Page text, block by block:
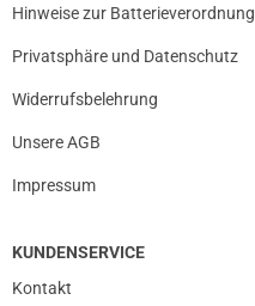
Hinweise zur Batterieverordnung
Privatsphäre und Datenschutz
Widerrufsbelehrung
Unsere AGB
Impressum
KUNDENSERVICE
Kontakt